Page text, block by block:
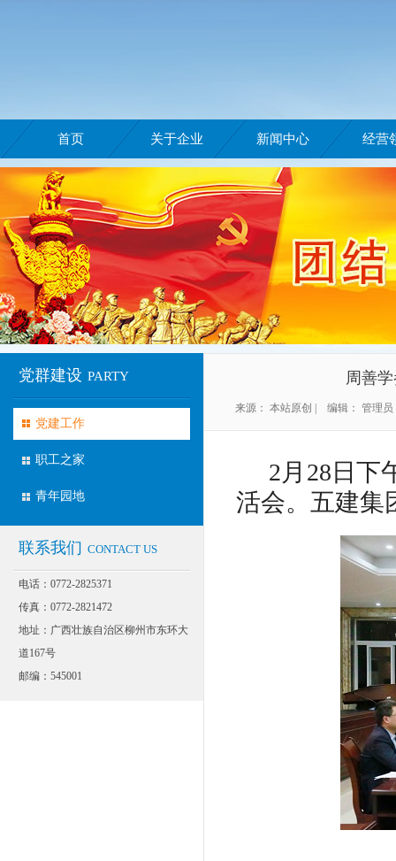
首页 关于企业 新闻中心 经营
党群建设 PARTY
BUILDING
党建工作
职工之家
青年园地
联系我们 CONTACT US
电话：0772-2825371
传真：0772-2821472
地址：广西壮族自治区柳州市东环大
道167号
邮编：545001
周善
来源： 本站原创 | 编辑： 管理
2月28日下
活会。五建集